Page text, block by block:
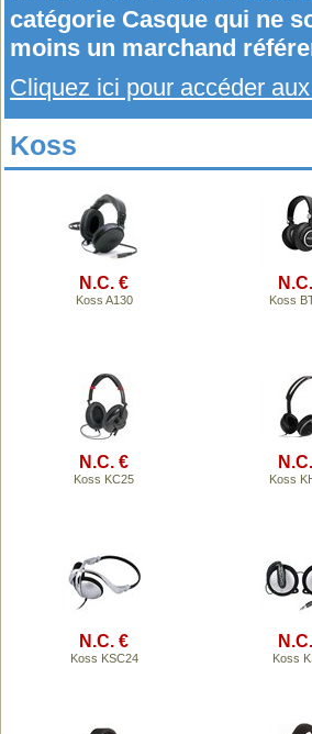
catégorie Casque qui ne
moins un marchand
Cliquez ici pour accéder
Koss
N.C. €
Koss A130 Koss
N.C. €
Koss KC25 Koss
N.C. €
Koss KSC24 Koss